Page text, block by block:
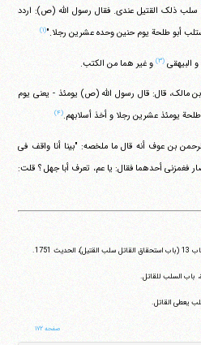
ذلک القتیل عندی. فقال رسول الله (ص): اردد
أبو طلحة یوم حنین وحده عشرین رجلا."(۱)
و البیهقی(۳) و غیر هما من الکتب.
مالک، قال: قال رسول الله (ص) یومئذ - یعنی یوم
یومئذ عشرین رجلا و أخذ أسلابهم.(۴)
بن عوف أنه قال ما ملخصه: "بینا أنا واقف فی
فغمزنی أحدهما فقال: یا عم، تعرف أبا جهل ؟ قلت:
صفحه ۱۷۲